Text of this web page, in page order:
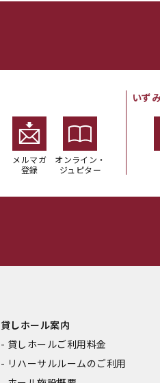
メルマガ
登録
オンライン・
ジュピター
いず
貸しホール案内
貸しホールご利用料金
リハーサルルームのご利用